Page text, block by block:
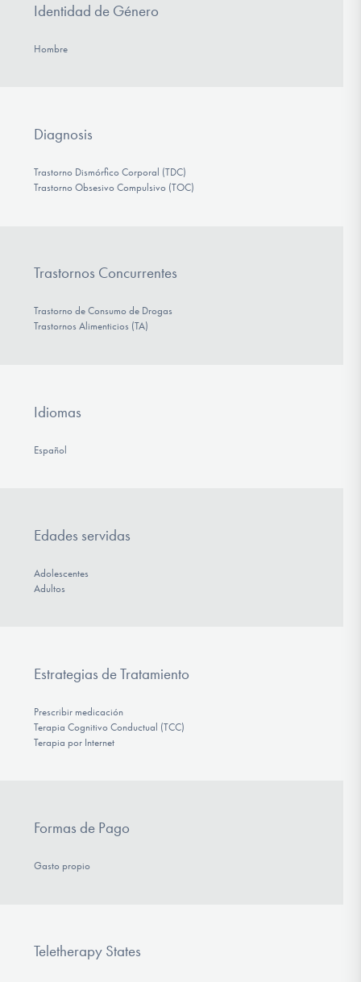
Identidad de Género
Hombre
Diagnosis
Trastorno Dismórfico Corporal (TDC)
Trastorno Obsesivo Compulsivo (TOC)
Trastornos Concurrentes
Trastorno de Consumo de Drogas
Trastornos Alimenticios (TA)
Idiomas
Español
Edades servidas
Adolescentes
Adultos
Estrategias de Tratamiento
Prescribir medicación
Terapia Cognitivo Conductual (TCC)
Terapia por Internet
Formas de Pago
Gasto propio
Teletherapy States